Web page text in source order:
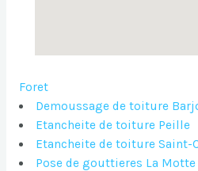
Foret
Demoussage de toiture
Etancheite de toiture Peille
Etancheite de toiture Saint-
Pose de gouttieres La Motte